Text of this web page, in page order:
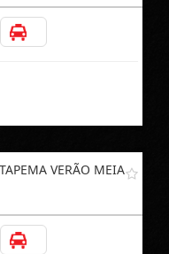
VERÃO MEIA